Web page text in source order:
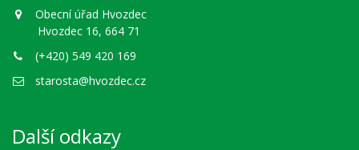
Obecní úřad Hvozdec
Hvozdec 16, 664 71
(+420) 549 420 169
starosta@hvozdec.cz
Další odkazy